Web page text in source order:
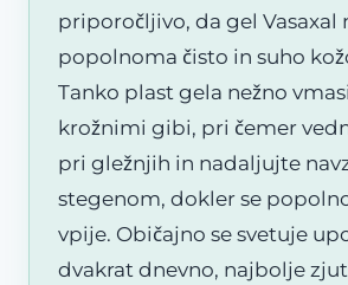
priporočljivo, da gel Vasaxal
popolnoma čisto in suho
Tanko plast gela nežno
krožnimi gibi, pri čemer
pri gležnjih in nadaljujte
stegenom, dokler se
vpije. Običajno se svetuje
dvakrat dnevno, najbolje